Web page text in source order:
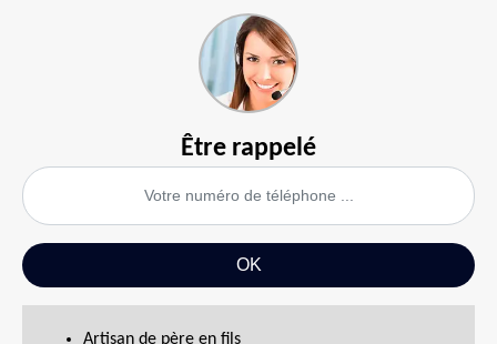
Être rappelé
Artisan de père en fils